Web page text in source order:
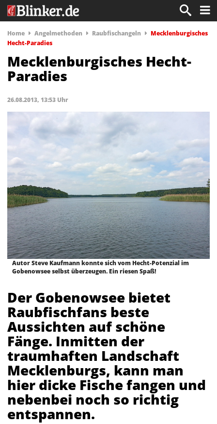
Home Angelmethoden Raubfischangeln
Mecklenburgisches
Hecht-Paradies
Mecklenburgisches Hecht-
Paradies
26.08.2013, 13:53 Uhr
Autor Steve Kaufmann konnte sich vom Hecht-Potenzial im
Gobenowsee selbst überzeugen. Ein riesen Spaß!
Der Gobenowsee bietet
Raubfischfans beste
Aussichten auf schöne
Fänge. Inmitten der
traumhaften Landschaft
Mecklenburgs, kann man
hier dicke Fische fangen und
nebenbei noch so richtig
entspannen.